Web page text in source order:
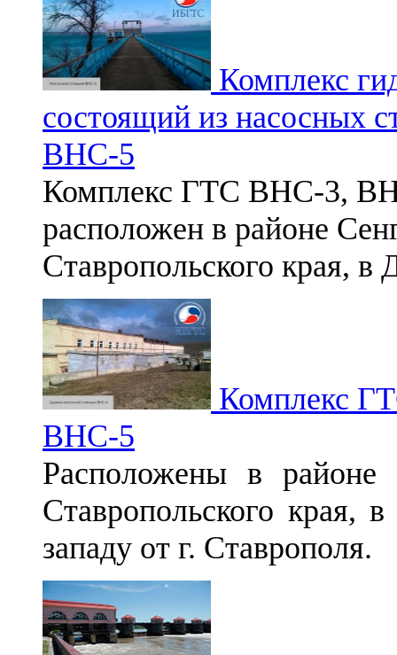
Комплекс
состоящий из
ВНС-5
Комплекс ГТС ВНС-3,
расположен в районе
Ставропольского края, в
Комплекс
ВНС-5
Расположены в районе
Ставропольского края,
западу от г. Ставрополя.